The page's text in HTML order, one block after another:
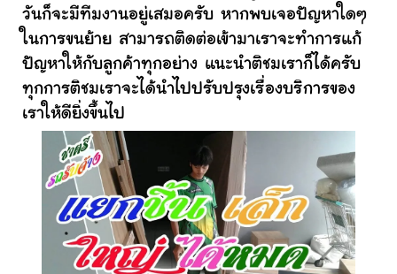
วันก็จะมีทีมงานอยู่เสมอครับ หากพบเจอปัญหาใดๆ
ในการขนย้าย สามารถติดต่อเข้ามาเราจะทำการแก้
ปัญหาให้กับลูกค้าทุกอย่าง แนะนำติชมเราก็ได้ครับ
ทุกการติชมเราจะได้นำไปปรับปรุงเรื่องบริการของ
เราให้ดียิ่งขึ้นไป